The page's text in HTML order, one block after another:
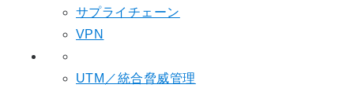
サプライチェーン
VPN
UTM／統合脅威管理